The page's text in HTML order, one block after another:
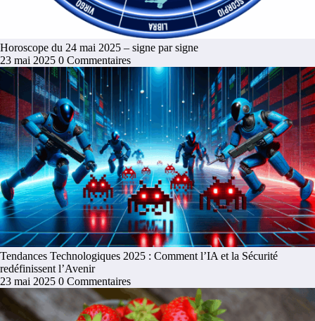
Horoscope du 24 mai 2025 – signe par signe
23 mai 2025 0 Commentaires
Tendances Technologiques 2025 : Comment l’IA et la Sécurité
redéfinissent l’Avenir
23 mai 2025 0 Commentaires